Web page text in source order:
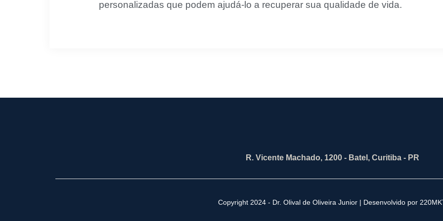
personalizadas que podem ajudá-lo a recuperar sua qualidade de vida.
R. Vicente Machado, 1200 - Batel, Curitiba - PR
Copyright 2024 - Dr. Olival de Oliveira Junior | Desenvolvido por